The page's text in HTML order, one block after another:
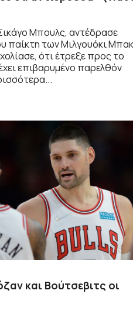
Μπουλς, αντέδρασε
παίκτη των Μιλγουόκι
ότι έτρεξε προς το
επιβαρυμένο παρελθόν
και Βούτσεβιτς οι